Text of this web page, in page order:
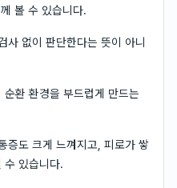
볼 수 있습니다.
사 없이 판단한다는 뜻이 아니
환 환경을 부드럽게 만드는
증도 크게 느껴지고, 피로가 쌓
수 있습니다.